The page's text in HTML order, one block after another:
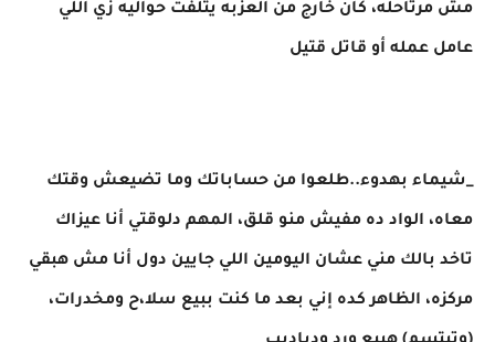
مش مرتاحله، كان خارج من العزبه يتلفت حواليه زي اللي
عامل عمله أو قاتل قتيل
_شيماء بهدوء..طلعوا من حساباتك وما تضيعش وقتك
معاه، الواد ده مفيش منو قلق، المهم دلوقتي أنا عيزاك
تاخد بالك مني عشان اليومين اللي جايين دول أنا مش هبقي
مركزه، الظاهر كده إني بعد ما كنت ببيع سلا،ح ومخدرات،